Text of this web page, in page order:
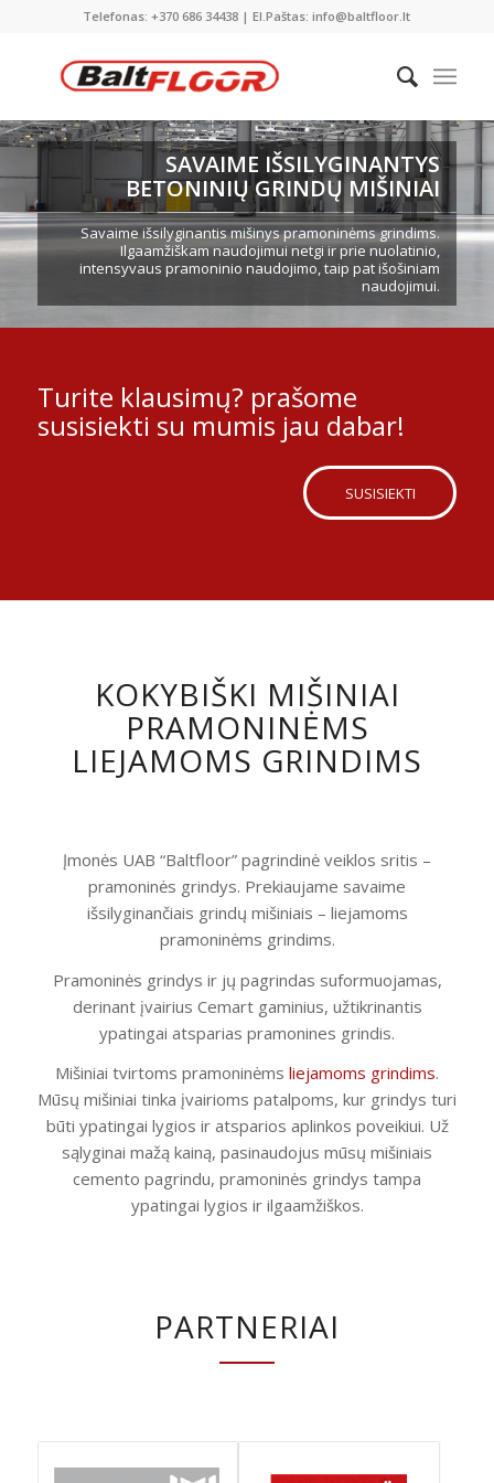
Telefonas: +370 686 34438 | El.Paštas: info@baltfloor.lt
SAVAIME IŠSILYGINANTYS
BETONINIŲ GRINDŲ MIŠINIAI
Savaime išsilyginantis mišinys pramoninėms grindims.
Ilgaamžiškam naudojimui netgi ir prie nuolatinio,
intensyvaus pramoninio naudojimo, taip pat išošiniam
naudojimui.
Turite klausimų? prašome
susisiekti su mumis jau dabar!
SUSISIEKTI
KOKYBIŠKI MIŠINIAI
PRAMONINĖMS
LIEJAMOMS GRINDIMS
Įmonės UAB “Baltfloor” pagrindinė veiklos sritis –
pramoninės grindys. Prekiaujame savaime
išsilyginančiais grindų mišiniais – liejamoms
pramoninėms grindims.
Pramoninės grindys ir jų pagrindas suformuojamas,
derinant įvairius Cemart gaminius, užtikrinantis
ypatingai atsparias pramonines grindis.
Mišiniai tvirtoms pramoninėms liejamoms grindims.
Mūsų mišiniai tinka įvairioms patalpoms, kur grindys turi
būti ypatingai lygios ir atsparios aplinkos poveikiui. Už
sąlyginai mažą kainą, pasinaudojus mūsų mišiniais
cemento pagrindu, pramoninės grindys tampa
ypatingai lygios ir ilgaamžiškos.
PARTNERIAI